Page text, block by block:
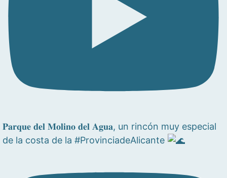
𝐏𝐚𝐫𝐪𝐮𝐞 𝐝𝐞𝐥 𝐌𝐨𝐥𝐢𝐧𝐨 𝐝𝐞𝐥 𝐀𝐠𝐮𝐚, un rincón muy especial
de la costa de la #ProvinciadeAlicante